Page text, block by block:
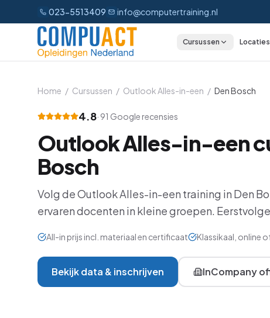
023-5513409 info@computertraining.nl
Cursussen
Excel
Outlook
Power BI
VBA
Locaties
Home / Cursussen / Outlook Alles-in-een / Den Bosch
4.8· 91 Google recensies
Outlook Alles-in-een
Bosch
Volg deOutlook Alles-in-een training in Den
ervaren docenten in kleine groepen.
All-in prijs incl. materiaal en certificaat Klassikaal, online
Bekijk data & inschrijven InCompany